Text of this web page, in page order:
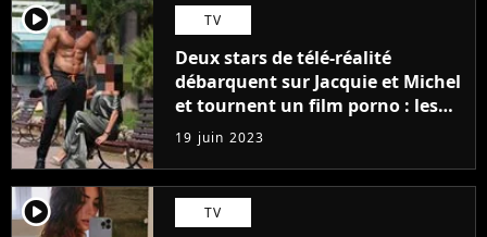
player2 TV
Deux stars de télé-réalité
débarquent sur Jacquie et Michel
et tournent un film porno : les
premières images du tournage
(exclu)
19 juin 2023
player2 TV